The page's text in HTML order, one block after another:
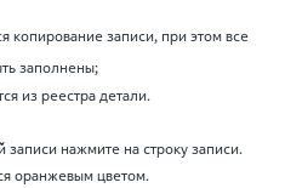
копирование записи, при этом все
заполнены;
из реестра детали.
нажмите на строку записи.
оранжевым цветом.